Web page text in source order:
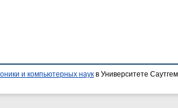
и компьютерных наук в Университете